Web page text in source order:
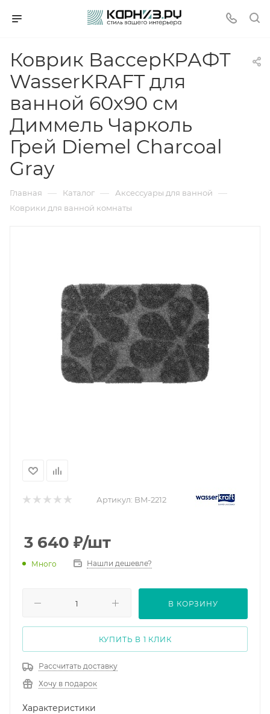
Коврик ВассерКРАФТ
WasserKRAFT для
ванной 60х90 см
Диммель Чарколь
Грей Diemel Charcoal
Gray
Главная — Каталог — Аксессуары для ванной —
Коврики для ванной комнаты
Артикул: BM-2212
3 640 ₽/шт
Много Нашли дешевле?
В КОРЗИНУ
КУПИТЬ В 1 КЛИК
Рассчитать доставку
Хочу в подарок
Характеристики